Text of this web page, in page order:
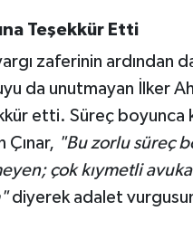
Teşekkür Etti
zaferinin ardından
da unutmayan İlker
etti. Süreç boyunca
Çınar, "Bu zorlu süreç
çok kıymetli
diyerek adalet